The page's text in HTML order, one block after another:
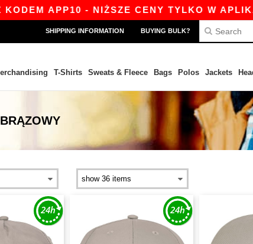
APP10 - NIŻSZE CENY TYLKO W
SHIPPING INFORMATION BUYING BULK?
T-Shirts Sweats & Fleece Bags Polos Jackets